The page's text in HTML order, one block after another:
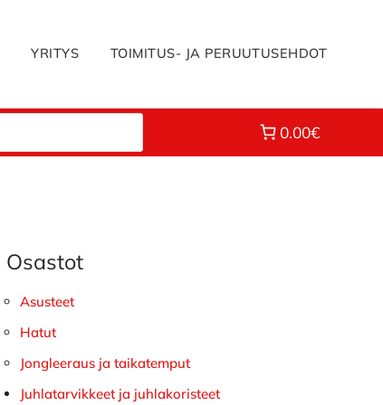
YRITYS TOIMITUS- JA PERUUTUSEHDOT
0.00€
Ensisijainen
sivupalkki
Osastot
Asusteet
Hatut
Jongleeraus ja taikatemput
Juhlatarvikkeet ja juhlakoristeet